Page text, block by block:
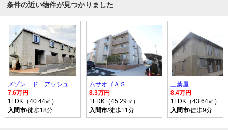
条件の近い物件が見つかりました
メゾン ド アッシュ
7.6万円
1LDK（40.44㎡）
入間市/徒歩18分
ムサオゴＡＳ
8.3万円
1LDK（45.29㎡）
入間市/徒歩11分
三葉屋
8.4万円
1LDK（43.64㎡）
入間市/徒歩9分